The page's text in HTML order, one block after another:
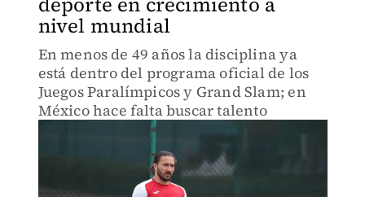
nivel mundial
En menos de 49 años la disciplina ya
está dentro del programa oficial de los
Juegos Paralímpicos y Grand Slam; en
México hace falta buscar talento